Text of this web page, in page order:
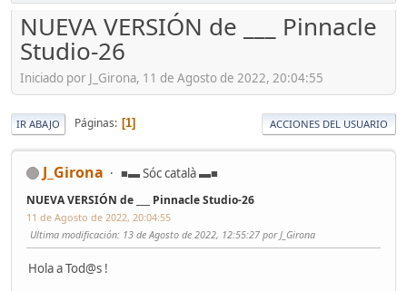
NUEVA VERSIÓN de ___ Pinnacle
Studio-26
Iniciado por J_Girona, 11 de Agosto de 2022, 20:04:55
IR ABAJO Páginas 1 ACCIONES DEL USUARIO
J_Girona ■▬ Sóc català ▬■
NUEVA VERSIÓN de ___ Pinnacle Studio-26
11 de Agosto de 2022, 20:04:55
Ultima modificación: 13 de Agosto de 2022, 12:55:27 por J_Girona
Hola a Tod@s !